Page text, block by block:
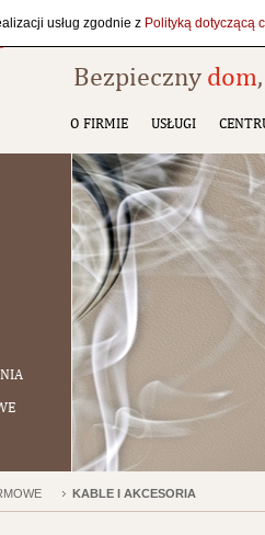
Bezpieczny dom
O FIRMIE USŁUGI
KABLE I AKCESORIA
usług zgodnie z Polityką dotyczącą